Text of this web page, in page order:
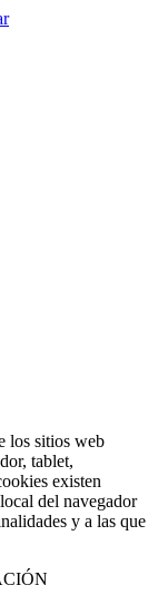
los sitios web
tablet,
existen
del navegador
y a las que